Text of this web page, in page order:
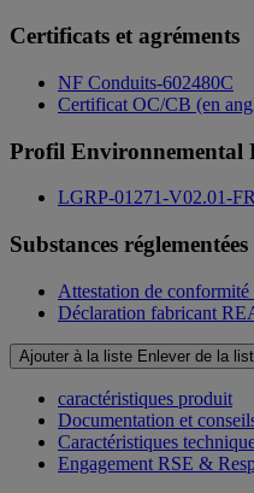
Certificats et agréments
NF Conduits-602480C
Certificat OC/CB (en
Profil Environnemental
LGRP-01271-V02.01-
Substances réglementées
Attestation de
Déclaration fabricant
Ajouter à la liste Enlever de la
caractéristiques produit
Documentation et
Caractéristiques
Engagement RSE &